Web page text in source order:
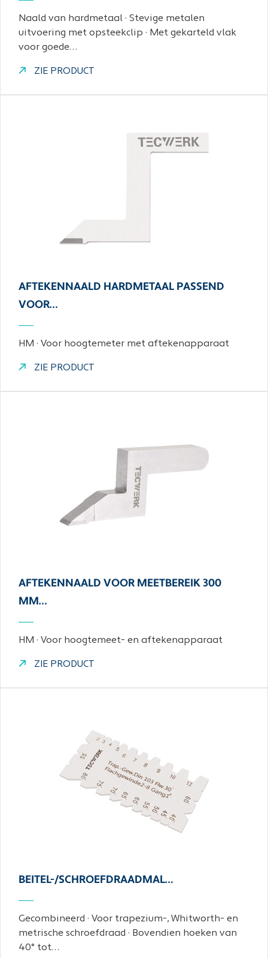
Naald van hardmetaal · Stevige metalen
uitvoering met opsteekclip · Met gekarteld vlak
voor goede…
ZIE PRODUCT
AFTEKENNAALD HARDMETAAL PASSEND
VOOR…
HM · Voor hoogtemeter met aftekenapparaat
ZIE PRODUCT
AFTEKENNAALD VOOR MEETBEREIK 300
MM…
HM · Voor hoogtemeet- en aftekenapparaat
ZIE PRODUCT
BEITEL-/SCHROEFDRAADMAL…
Gecombineerd · Voor trapezium-, Whitworth- en
metrische schroefdraad · Bovendien hoeken van
40° tot…